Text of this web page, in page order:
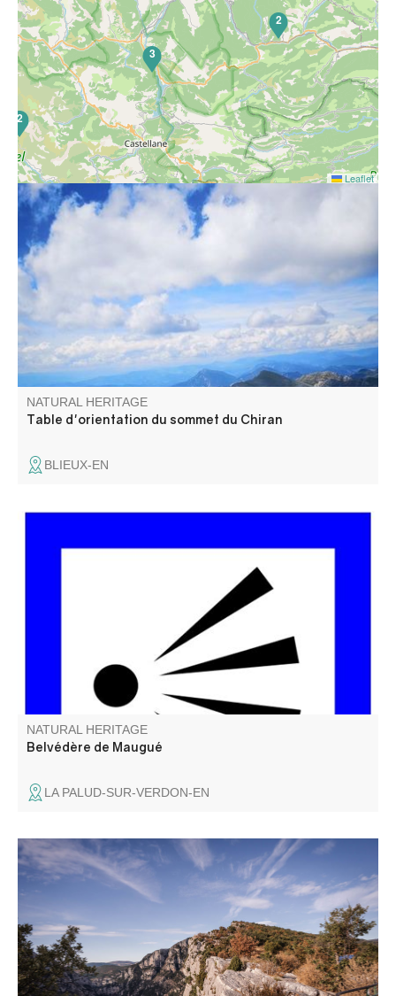
Du mont Ventoux, au mont Pelvoux, de l'étang de Berre à
l'arrière pays Niçois, cette table vous permettra d'admirer
les différents sommets et points qui vous feront face.
NATURAL HERITAGE
Table d'orientation du sommet du Chiran
BLIEUX-EN
Un beau point de vue sur l'un des plus grand Canyon
d'Europe, direction le fameux Chalet de la Maline.
NATURAL HERITAGE
Belvédère de Maugué
LA PALUD-SUR-VERDON-EN
Le belvédère de la Carelle tient son nom des poulies
utilisées début XXème par les « Verdoniens » qui
descendaient à flanc de falaise pour récolter, entre autre,
le genévrier. C'est le troisième belvédère de la route des
Crête et c'est un incontournable.
2
16
2
3
Leaflet